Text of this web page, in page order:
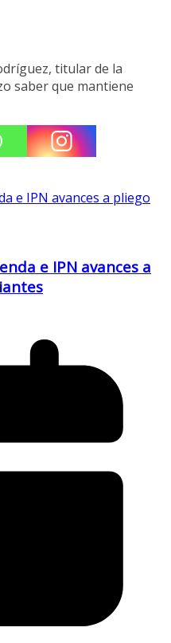
titular de la
saber que mantiene
e IPN avances a